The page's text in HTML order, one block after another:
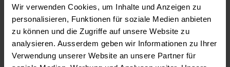
Wir verwenden Cookies, um Inhalte und Anzeigen zu
personalisieren, Funktionen für soziale Medien anbieten
zu können und die Zugriffe auf unsere Website zu
analysieren. Ausserdem geben wir Informationen zu Ihrer
Verwendung unserer Website an unsere Partner für
Sicheres Bezahlen mit Twint, Kreditkarte und mehr.